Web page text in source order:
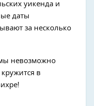
уикенда и
даты
за несколько
невозможно
кружится в